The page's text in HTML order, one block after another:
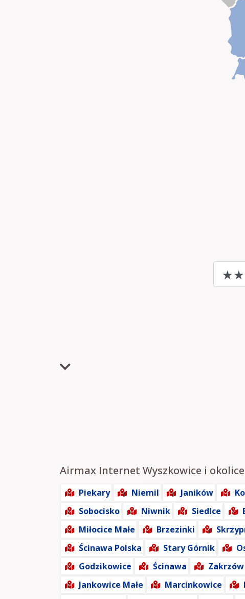
Airmax Internet Wyszkowice i
Piekary Niemil Janików
Sobocisko
Niwnik Siedlce
Miłocice Małe
Brzezinki
Ścinawa Polska
Stary Górnik
Godzikowice
Ścinawa Zakrzów
Jankowice Małe
Marcinkowice